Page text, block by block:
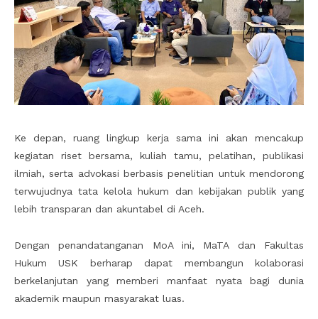
Ke depan, ruang lingkup kerja sama ini akan mencakup
kegiatan riset bersama, kuliah tamu, pelatihan, publikasi
ilmiah, serta advokasi berbasis penelitian untuk mendorong
terwujudnya tata kelola hukum dan kebijakan publik yang
lebih transparan dan akuntabel di Aceh.
Dengan penandatanganan MoA ini, MaTA dan Fakultas
Hukum USK berharap dapat membangun kolaborasi
berkelanjutan yang memberi manfaat nyata bagi dunia
akademik maupun masyarakat luas.